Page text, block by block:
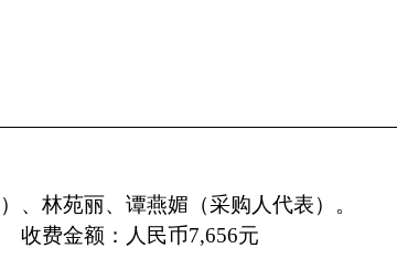
、林苑丽、谭燕媚（采购人代表）。
收费金额： 人民币7,656元